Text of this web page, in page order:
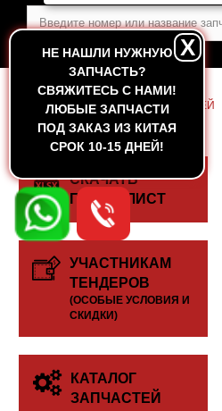
НЕ НАШЛИ НУЖНУЮ
ЗАПЧАСТЬ?
CВЯЖИТЕСЬ С НАМИ!
ЛЮБЫЕ ЗАПЧАСТИ
ПОД ЗАКАЗ ИЗ КИТАЯ
СРОК 10-15 ДНЕЙ!
X
ГЛАВНАЯ — КАТАЛОГ ЗАПЧАСТЕЙ
(ОРИГИНАЛ)
СКАЧАТЬ
ПРАЙС-ЛИСТ
УЧАСТНИКАМ
ТЕНДЕРОВ
(ОСОБЫЕ УСЛОВИЯ И
СКИДКИ)
КАТАЛОГ
ЗАПЧАСТЕЙ